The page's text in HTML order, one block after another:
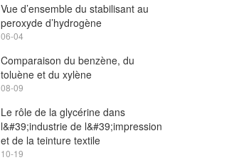
Vue d’ensemble du stabilisant au
peroxyde d’hydrogène
06-04
Comparaison du benzène, du
toluène et du xylène
08-09
Le rôle de la glycérine dans
l&#39;industrie de l&#39;impression
et de la teinture textile
10-19